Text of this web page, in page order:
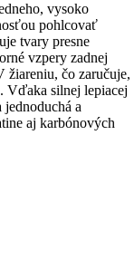
vysoko
pohlcovať
tvary presne
vzpery zadnej
žiareniu, čo zaručuje,
Vďaka silnej lepiacej
a
aj karbónových